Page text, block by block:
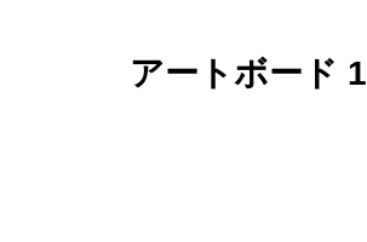
アートボード 1